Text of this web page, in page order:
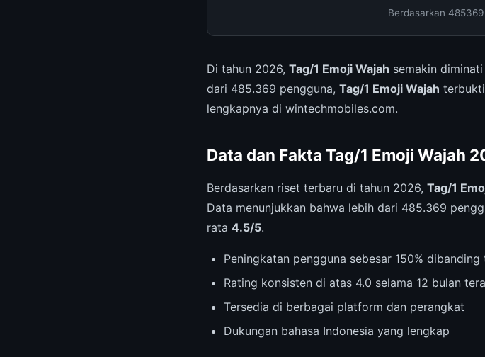
Berdasarkan
Di tahun 2026, Tag/1 Emoji Wajah semakin
dari 485.369 pengguna, Tag/1 Emoji Wajah
lengkapnya di wintechmobiles.com.
Data dan Fakta Tag/1 Emoji Wajah
Berdasarkan riset terbaru di tahun 2026, Tag/1
Data menunjukkan bahwa lebih dari 485.369
rata 4.5/5.
Peningkatan pengguna sebesar 150% dibanding
Rating konsisten di atas 4.0 selama 12 bulan
Tersedia di berbagai platform dan perangkat
Dukungan bahasa Indonesia yang lengkap